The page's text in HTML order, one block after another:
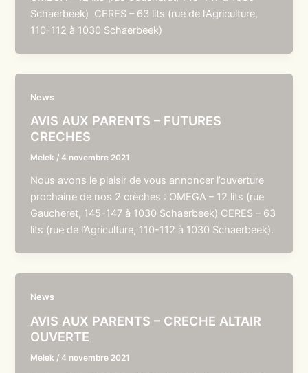
Schaerbeek) CERES – 63 lits (rue de l’Agriculture,
110-112 à 1030 Schaerbeek)
News
AVIS AUX PARENTS – FUTURES
CRECHES
Melek /4 novembre 2021
Nous avons le plaisir de vous annoncer l’ouverture
prochaine de nos 2 crèches : OMEGA – 12 lits (rue
Gaucheret, 145-147 à 1030 Schaerbeek) CERES – 63
lits (rue de l’Agriculture, 110-112 à 1030 Schaerbeek).
News
AVIS AUX PARENTS – CRECHE ALTAIR
OUVERTE
Melek /4 novembre 2021